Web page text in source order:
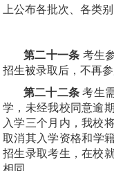
上公布各批次、各类
第二十一条 考生
招生被录取后，不再参
第二十二条考生
学，未经我校同意逾
入学三个月内，我校
取消其入学资格和学
招生录取考生，在校